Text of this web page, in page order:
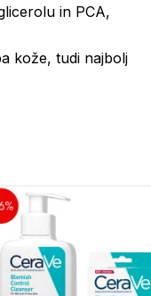
in PCA,
kože, tudi najbolj
nanesite s
obraza, oči in